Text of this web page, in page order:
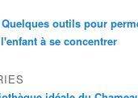
outils pour
à se concentrer